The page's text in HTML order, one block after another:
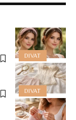
DIVAT
DIVAT